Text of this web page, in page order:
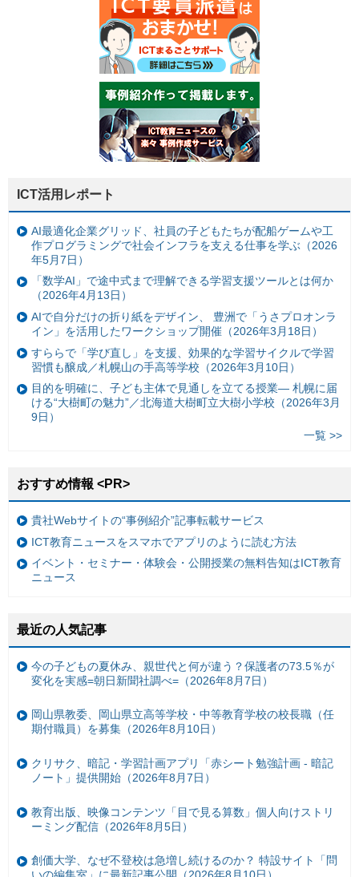
ICT活用レポート
AI最適化企業グリッド、社員の子どもたちが配船ゲームや工
作プログラミングで社会インフラを支える仕事を学ぶ（2026
年5月7日）
「数学AI」で途中式まで理解できる学習支援ツールとは何か
（2026年4月13日）
AIで自分だけの折り紙をデザイン、 豊洲で「うさプロオンラ
イン」を活用したワークショップ開催（2026年3月18日）
すららで「学び直し」を支援、効果的な学習サイクルで学習
習慣も醸成／札幌山の手高等学校（2026年3月10日）
目的を明確に、子ども主体で見通しを立てる授業— 札幌に届
ける“大樹町の魅力”／北海道大樹町立大樹小学校（2026年3月
9日）
一覧 >>
おすすめ情報 <PR>
貴社Webサイトの“事例紹介”記事転載サービス
ICT教育ニュースをスマホでアプリのように読む方法
イベント・セミナー・体験会・公開授業の無料告知はICT教育
ニュース
最近の人気記事
今の子どもの夏休み、親世代と何が違う？保護者の73.5％が
変化を実感=朝日新聞社調べ=（2026年8月7日）
岡山県教委、岡山県立高等学校・中等教育学校の校長職（任
期付職員）を募集（2026年8月10日）
クリサク、暗記・学習計画アプリ「赤シート勉強計画 - 暗記
ノート」提供開始（2026年8月7日）
教育出版、映像コンテンツ「目で見る算数」個人向けストリ
ーミング配信（2026年8月5日）
創価大学、なぜ不登校は急増し続けるのか？ 特設サイト「問